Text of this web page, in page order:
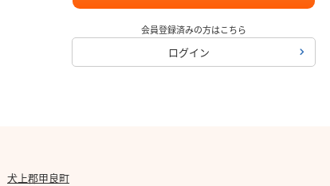
会員登録済みの方はこちら
ログイン
犬上郡甲良町